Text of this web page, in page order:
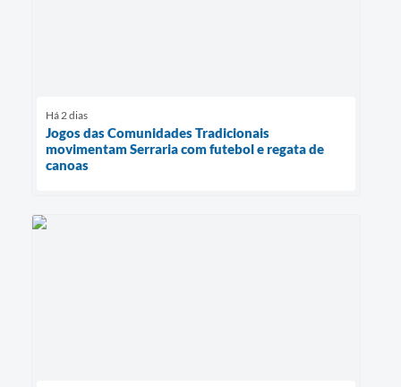
Há 2 dias
Jogos das Comunidades Tradicionais
movimentam Serraria com futebol e regata de
canoas